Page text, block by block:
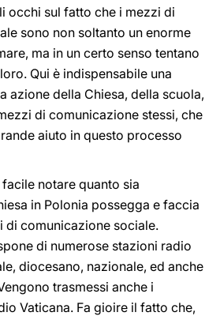
occhi sul fatto che i mezzi di
sono non soltanto un enorme
ma in un certo senso tentano
Qui è indispensabile una
azione della Chiesa, della scuola,
di comunicazione stessi, che
aiuto in questo processo
notare quanto sia
in Polonia possegga e faccia
di comunicazione sociale.
di numerose stazioni radio
diocesano, nazionale, ed anche
trasmessi anche i
Vaticana. Fa gioire il fatto che,